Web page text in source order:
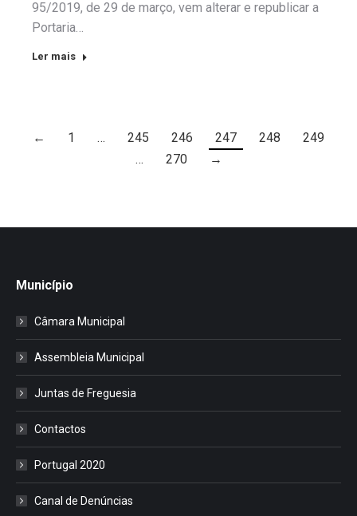
95/2019, de 29 de março, vem alterar e republicar a
Portaria…
Ler mais
← 1 … 245 246 247 248
249
…
270 →
Município
Câmara Municipal
Assembleia Municipal
Juntas de Freguesia
Contactos
Portugal 2020
Canal de Denúncias